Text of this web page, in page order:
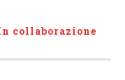
n collaborazione